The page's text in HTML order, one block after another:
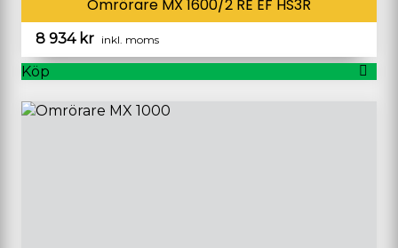
Omrörare MX 1600/2 RE EF HS3R
8 934 kr inkl. moms
Köp